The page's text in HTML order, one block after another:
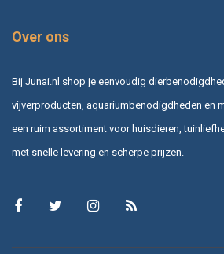
Over ons
Bij Junai.nl shop je eenvoudig
vijverproducten, aquariumbenodigdheden en
een ruim assortiment voor huisdieren,
met snelle levering en scherpe prijzen.